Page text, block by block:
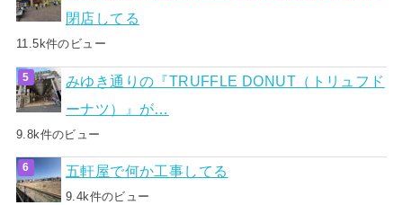
閉店してる
11.5k件のビュー
みゆき通りの『TRUFFLE DONUT（トリュフド
ーナツ）』が…
9.8k件のビュー
五軒屋で何か工事してる
9.4k件のビュー